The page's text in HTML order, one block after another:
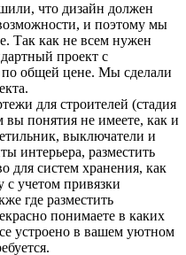
что дизайн должен
и поэтому мы
Так как не всем нужен
проект с
общей цене. Мы сделали
для строителей (стадия
понятия не имеете, как и
выключатели и
интерьера, разместить
для систем хранения, как
с учетом привязки
где разместить
понимаете в каких
устроено в вашем уютном